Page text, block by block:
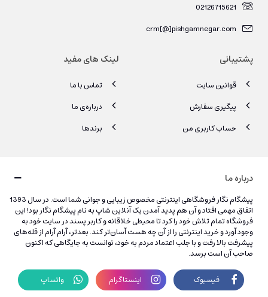
02126715621
crm[@]pishgamnegar.com
پشتیبانی
قوانین سایت
پیگیری سفارش
حساب کاربری من
لینک های مفید
تماس با ما
درباره‌ی ما
برندها
درباره ما
پیشگام نگار فروشگاهی اینترنتی مخصوص زیبایی و جوانی شما است. در سال 1393
اتفاق مهمی افتاد و آن هم پدید آمدن یک آنلاین شاپ به نام پیشگام نگار بود! این
فروشگاه تمام تلاش خود را کرد تا محیطی خلاقانه و کاربر پسند در سایت خود به
وجود آورد و خرید اینترنتی را از آن چه هست آسان‌تر کند. بعدتر، آرام آرام از قله‌های
پیشرفت بالا رفت و با جلب اعتماد مردم به خود، توانست به جایگاهی که اکنون
صاحب آن است برسد.
فیسبوک اینستاگرام واتساپ